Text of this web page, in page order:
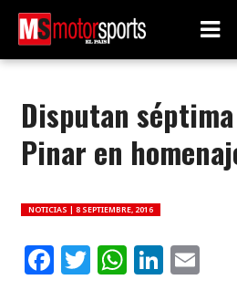
Disputan
Pinar en
NOTICIAS | 8 SEPTIEMBRE, 2016
Facebook
Twitter